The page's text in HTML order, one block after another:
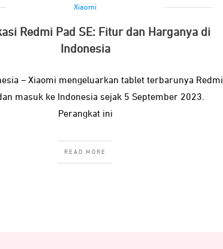
Xiaomi
Redmi Pad SE: Fitur dan Harganya di
Indonesia
– Xiaomi mengeluarkan tablet terbarunya Redmi
masuk ke Indonesia sejak 5 September 2023.
Perangkat ini
READ MORE